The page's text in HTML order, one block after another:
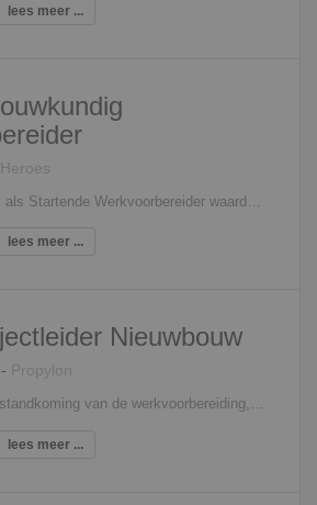
lees meer ...
lees meer ...
Nieuwbouw
- Propylon
Jij zorgt voor de totstandkoming van de werkvoorbereiding, inkoop, organisatie en uitvoering van de aan jouw toegewezen nieuwbouwprojecten (veelal grootschalige projecten). Binnen je team geef je operationeel sturing en zorg je ervoor dat de werkzaamheden strak gepland en georganiseerd worden. Je werkt resultaatgericht en bent verantwoordelijk voor de voortgang van het project. Je weet accuraat te reageren op complexe vraagstukken en je durft zelfstandig beslissingen en initiatief te nemen. Met veel passie breng je samen met jou team de meest uitdagende projecten tot stand!
lees meer ...